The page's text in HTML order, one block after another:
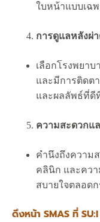
ใบหน้าแบบเฉ
การดูแลหลังผ่
เลือกโรงพยา
และมีการติดต
และผลลัพธ์ที่ดี
ความสะดวกแ
คำนึงถึงความ
คลินิก และควา
สบายใจตลอด
ดึงหน้า SMAS ที่